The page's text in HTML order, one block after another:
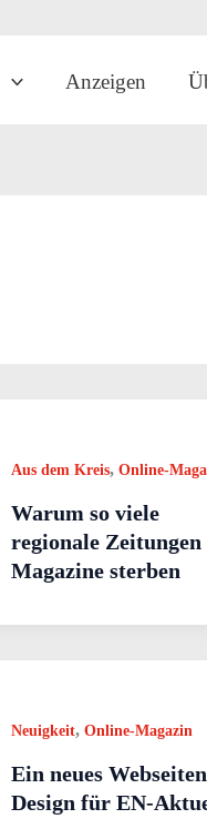
Anzeigen
Aus dem Kreis,Online-
Warum so viele
regionale Zeitungen
Magazine sterben
Neuigkeit,Online-Magazin
Ein neues
Design für EN-